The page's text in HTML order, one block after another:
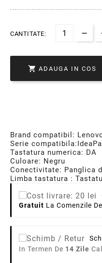
CANTITATE:
 ADAUGA IN COS
Brand compatibil:
Serie
Tastatura numerica: DA
Culoare: Negru
Conectivitate: Panglica
Limba tastatura :
Gratuit La Comenzile
In Termen De 14 Zile